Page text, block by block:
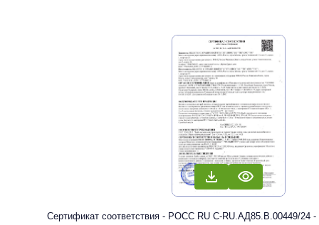
Сертификат соответствия - РОСС RU С-RU.АД85.В.00449/24